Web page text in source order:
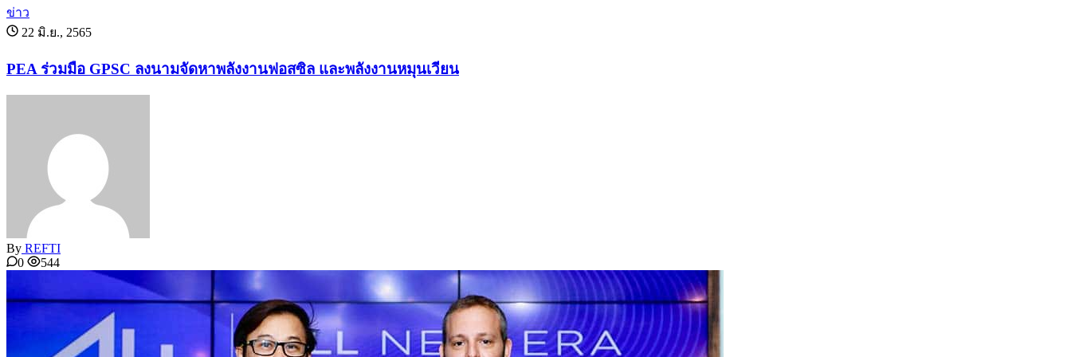
ข่าว
22 มิ.ย., 2565
PEA ร่วมมือ GPSC ลงนามจัดหาพลังงานฟอสซิล และพลังงานหมุนเวียน
By REFTI
0
544